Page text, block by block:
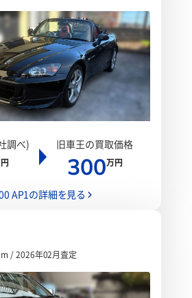
調べ) 旧車王の買取価格
300万円
AP1の詳細を見る
/ 2026年02月査定